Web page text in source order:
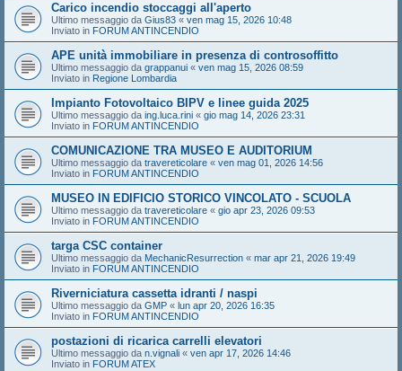
Carico incendio stoccaggi all'aperto
Ultimo messaggio da Gius83 « ven mag 15, 2026 10:48
Inviato in FORUM ANTINCENDIO
APE unità immobiliare in presenza di controsoffitto
Ultimo messaggio da grappanui « ven mag 15, 2026 08:59
Inviato in Regione Lombardia
Impianto Fotovoltaico BIPV e linee guida 2025
Ultimo messaggio da ing.luca.rini « gio mag 14, 2026 23:31
Inviato in FORUM ANTINCENDIO
COMUNICAZIONE TRA MUSEO E AUDITORIUM
Ultimo messaggio da travereticolare « ven mag 01, 2026 14:56
Inviato in FORUM ANTINCENDIO
MUSEO IN EDIFICIO STORICO VINCOLATO - SCUOLA
Ultimo messaggio da travereticolare « gio apr 23, 2026 09:53
Inviato in FORUM ANTINCENDIO
targa CSC container
Ultimo messaggio da MechanicResurrection « mar apr 21, 2026 19:49
Inviato in FORUM ANTINCENDIO
Riverniciatura cassetta idranti / naspi
Ultimo messaggio da GMP « lun apr 20, 2026 16:35
Inviato in FORUM ANTINCENDIO
postazioni di ricarica carrelli elevatori
Ultimo messaggio da n.vignali « ven apr 17, 2026 14:46
Inviato in FORUM ATEX